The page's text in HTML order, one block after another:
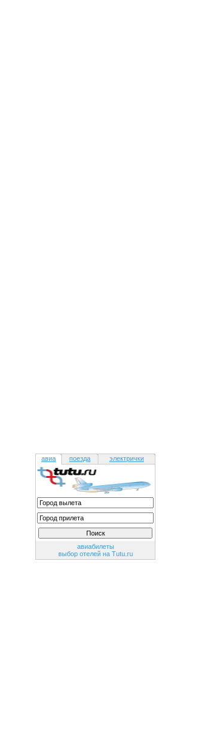
авиа поезда электрички
авиабилеты
выбор отелей на Tutu.ru